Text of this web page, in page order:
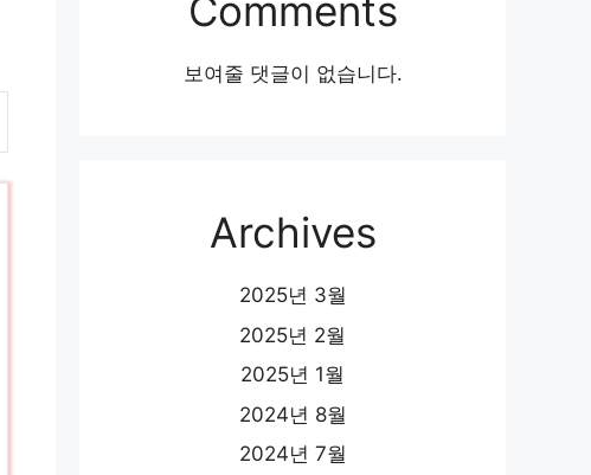
Comments
보여줄 댓글이 없습니다.
Archives
2025년 3월
2025년 2월
2025년 1월
2024년 8월
2024년 7월